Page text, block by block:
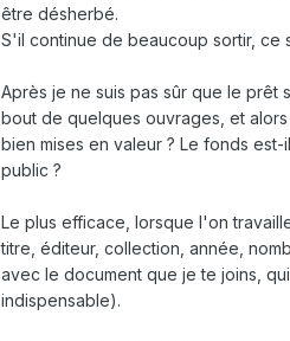
être désherbé.
S'il continue de beaucoup sortir,
Après je ne suis pas sûr que le prêt
bout de quelques ouvrages, et
bien mises en valeur ? Le fonds
public ?
Le plus efficace, lorsque l'on
titre, éditeur, collection, année,
avec le document que je te joins,
indispensable).